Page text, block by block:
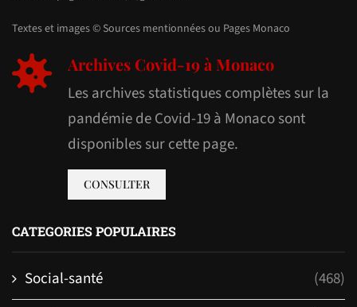
Textes et images © Sources mentionnées ou Pages Monaco
Archives Covid-19 à Monaco
Les archives statistiques complètes sur la
pandémie de Covid-19 à Monaco sont
disponibles sur cette page.
CONSULTER
CATEGORIES POPULAIRES
Social-santé
(468)